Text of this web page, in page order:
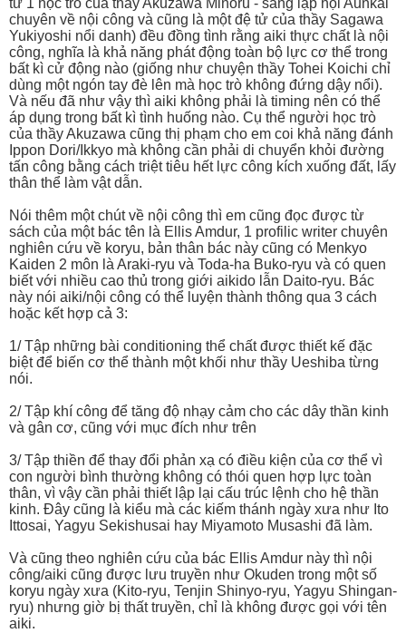
từ 1 học trò của thầy Akuzawa Minoru - sáng lập hội Aunkai
chuyên về nội công và cũng là một đệ tử của thầy Sagawa
Yukiyoshi nổi danh) đều đồng tình rằng aiki thực chất là nội
công, nghĩa là khả năng phát động toàn bộ lực cơ thể trong
bất kì cử động nào (giống như chuyện thầy Tohei Koichi chỉ
dùng một ngón tay đè lên mà học trò không đứng dậy nổi).
Và nếu đã như vậy thì aiki không phải là timing nên có thể
áp dụng trong bất kì tình huống nào. Cụ thể người học trò
của thầy Akuzawa cũng thị phạm cho em coi khả năng đánh
Ippon Dori/Ikkyo mà không cần phải di chuyển khỏi đường
tấn công bằng cách triệt tiêu hết lực công kích xuống đất, lấy
thân thể làm vật dẫn.
Nói thêm một chút về nội công thì em cũng đọc được từ
sách của một bác tên là Ellis Amdur, 1 profilic writer chuyên
nghiên cứu về koryu, bản thân bác này cũng có Menkyo
Kaiden 2 môn là Araki-ryu và Toda-ha Buko-ryu và có quen
biết với nhiều cao thủ trong giới aikido lẫn Daito-ryu. Bác
này nói aiki/nội công có thể luyện thành thông qua 3 cách
hoặc kết hợp cả 3:
1/ Tập những bài conditioning thể chất được thiết kế đặc
biệt để biến cơ thể thành một khối như thầy Ueshiba từng
nói.
2/ Tập khí công để tăng độ nhạy cảm cho các dây thần kinh
và gân cơ, cũng với mục đích như trên
3/ Tập thiền để thay đổi phản xạ có điều kiện của cơ thể vì
con người bình thường không có thói quen hợp lực toàn
thân, vì vậy cần phải thiết lập lại cấu trúc lệnh cho hệ thần
kinh. Đây cũng là kiểu mà các kiếm thánh ngày xưa như Ito
Ittosai, Yagyu Sekishusai hay Miyamoto Musashi đã làm.
Và cũng theo nghiên cứu của bác Ellis Amdur này thì nội
công/aiki cũng được lưu truyền như Okuden trong một số
koryu ngày xưa (Kito-ryu, Tenjin Shinyo-ryu, Yagyu Shingan-
ryu) nhưng giờ bị thất truyền, chỉ là không được gọi với tên
aiki.